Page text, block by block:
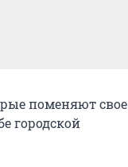
поменяют свое
городской